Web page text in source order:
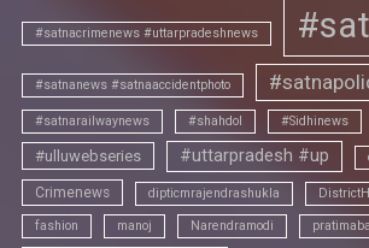
#satnacrimenews #uttarpradeshnews
#satnanews #satnaaccidentphoto
#satnarailwaynews #shahdol #Sidhinews
#ulluwebseries #uttarpradesh #up
Crimenews dipticmrajendrashukla
fashion manoj Narendramodi